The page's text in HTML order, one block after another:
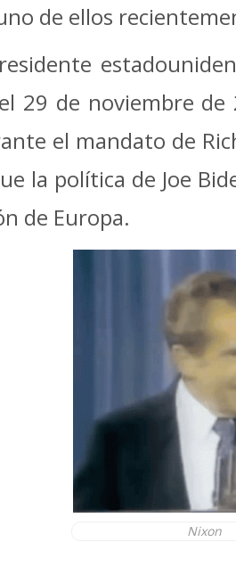
de ellos
29 de noviembre de
el mandato de
la política de Joe
de Europa.
Nixon